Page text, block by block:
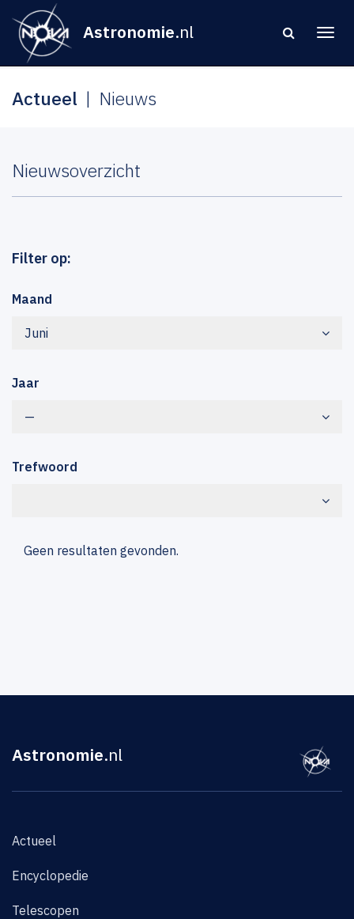
Astronomie.nl
Actueel Nieuws
Nieuwsoverzicht
Filter op:
Maand
Juni
Jaar
—
Trefwoord
Geen resultaten gevonden.
Astronomie.nl
Actueel
Encyclopedie
Telescopen